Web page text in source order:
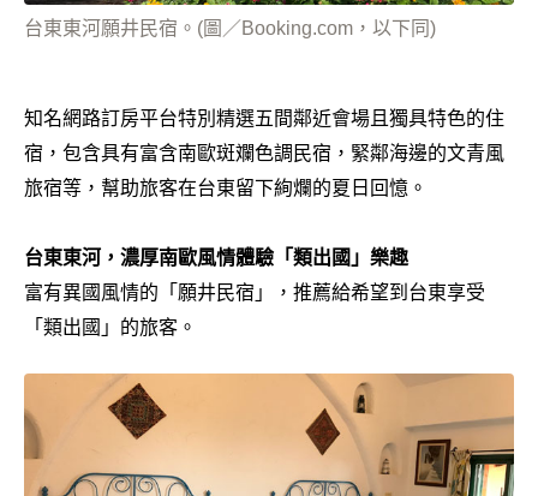
台東東河願井民宿。(圖／Booking.com，以下同)
知名網路訂房平台特別精選五間鄰近會場且獨具特色的住
宿，包含具有富含南歐斑斕色調民宿，緊鄰海邊的文青風
旅宿等，幫助旅客在台東留下絢爛的夏日回憶。
台東東河，濃厚南歐風情體驗「類出國」樂趣
富有異國風情的「願井民宿」，推薦給希望到台東享受
「類出國」的旅客。